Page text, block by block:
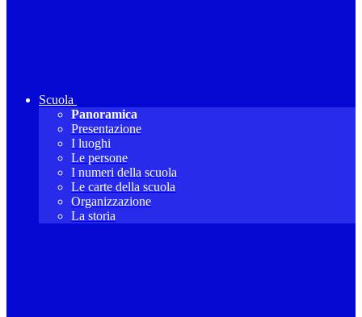
Scuola
Panoramica
Presentazione
I luoghi
Le persone
I numeri della scuola
Le carte della scuola
Organizzazione
La storia